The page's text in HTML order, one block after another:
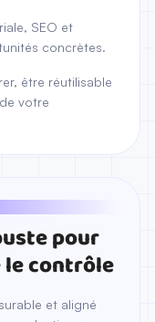
SEO et
concrètes.
être réutilisable
votre
pour
le contrôle
et aligné